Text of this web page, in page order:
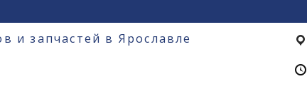
и запчастей в Ярославле